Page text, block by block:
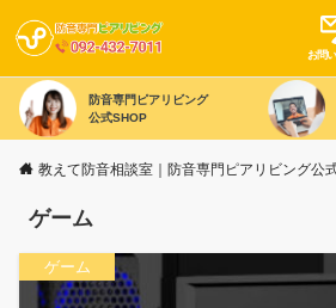
お問
防音専門ピアリビング
公式SHOP
教えて防音相談室｜防音専門ピアリビング公
ゲーム
ゲーム